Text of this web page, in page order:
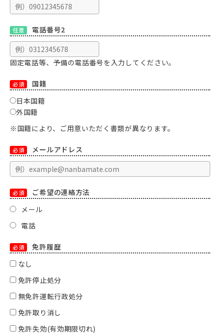
任意 電話番号2
固定電話等、予備の電話番号を入力してください。
必須
国籍
日本国籍
外国籍
※国籍により、ご用意いただく書類が異なります。
必須 メールアドレス
必須
ご希望の連絡方法
メール
電話
必須
免許履歴
なし
免許停止処分
無免許運転行政処分
免許取り消し
免許失効(有効期限切れ)